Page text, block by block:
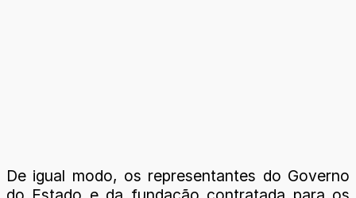
De igual modo, os representantes do Governo